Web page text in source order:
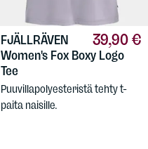
39,90 €
FJÄLLRÄVEN
Women's Fox Boxy Logo
Tee
Puuvillapolyesteristä tehty t-
paita naisille.